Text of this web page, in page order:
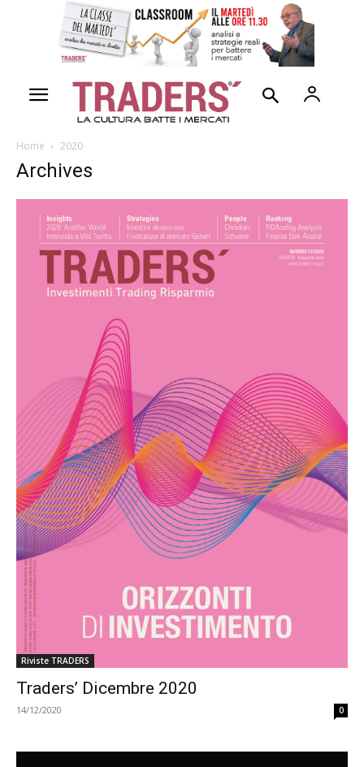
Home 2020
Archives
Riviste TRADERS
Traders’ Dicembre 2020
14/12/2020 0